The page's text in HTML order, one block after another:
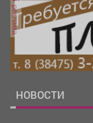
реклама
НОВОСТИ